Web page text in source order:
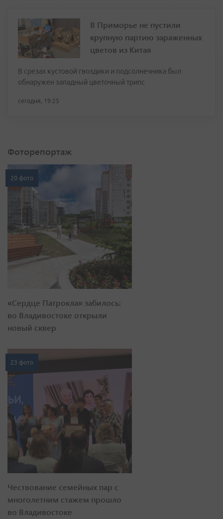
В Приморье не пустили
крупную партию зараженных
цветов из Китая
В срезах кустовой гвоздики и подсолнечника был
обнаружен западный цветочный трипс
сегодня, 19:25
Фоторепортаж
20 фото
«Сердце Патрокла» забилось:
во Владивостоке открыли
новый сквер
23 фото
Чествование семейных пар с
многолетним стажем прошло
во Владивостоке